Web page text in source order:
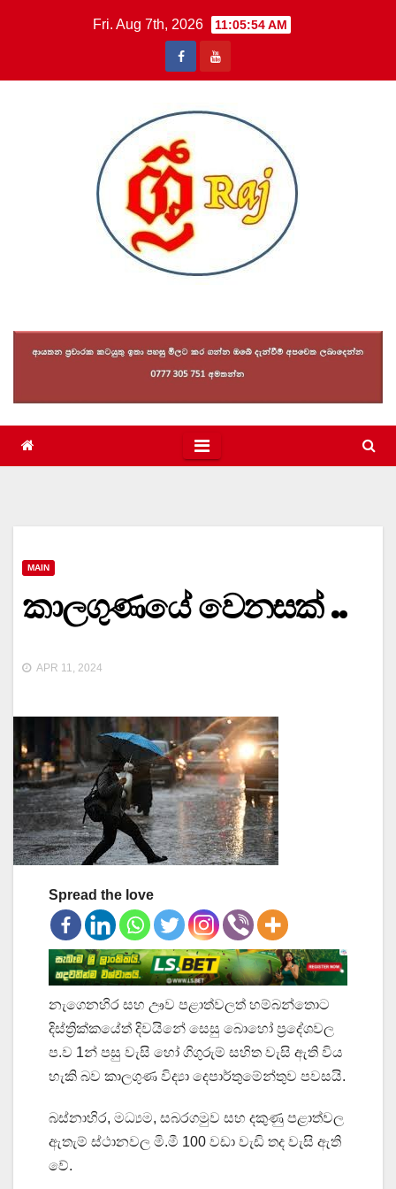
Fri. Aug 7th, 2026 11:05:55 AM
MAIN
කාලගුණයේ වෙනසක් ..
APR 11, 2024
Spread the love
නැගෙනහිර සහ ඌව පළාත්වලත් හම්බන්තොට
දිස්ත්‍රික්කයේත් දිවයිනේ සෙසු බොහෝ ප්‍රදේශවල
ප.ව 1න් පසු වැසි හෝ ගිගුරුම් සහිත වැසි ඇති විය
හැකි බව කාලගුණ විද්‍යා දෙපාර්තුමේන්තුව පවසයි.
බස්නාහිර, මධ්‍යම, සබරගමුව සහ දකුණු පළාත්වල
ඇතැම් ස්ථානවල මි.මී 100 වඩා වැඩි තද වැසි ඇති
වේ.